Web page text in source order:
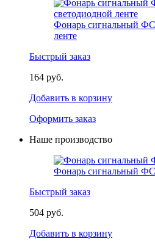
Фонарь сигнальный
ленте
Быстрый заказ
164 руб.
Добавить в корзину
Оформить заказ
Наше производство
Фонарь сигнальный
Быстрый заказ
504 руб.
Добавить в корзину